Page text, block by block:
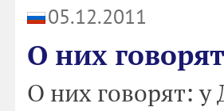
05.12.2011
О них
О них говорят: